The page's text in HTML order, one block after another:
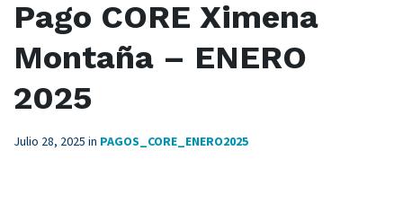
Pago CORE Ximena
Montaña – ENERO
2025
Julio 28, 2025 in PAGOS_CORE_ENERO2025